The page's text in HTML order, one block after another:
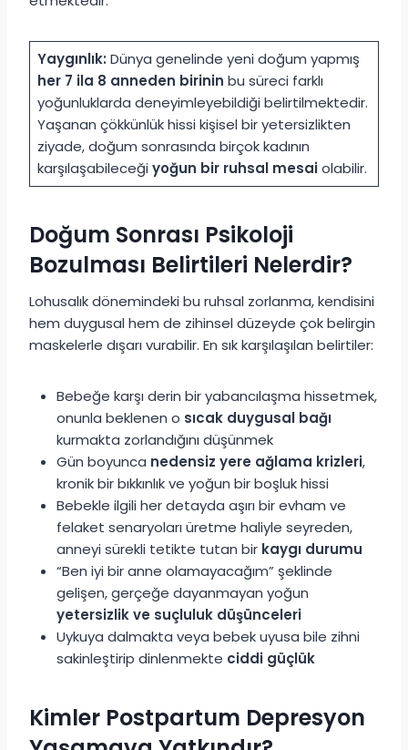
Yaygınlık: Dünya genelinde yeni doğum yapmış
her 7 ila 8 anneden birinin bu süreci farklı
yoğunluklarda deneyimleyebildiği belirtilmektedir.
Yaşanan çökkünlük hissi kişisel bir yetersizlikten
ziyade, doğum sonrasında birçok kadının
karşılaşabileceği yoğun bir ruhsal mesaiolabilir.
Doğum Sonrası Psikoloji
Bozulması Belirtileri Nelerdir?
Lohusalık dönemindeki bu ruhsal zorlanma, kendisini
hem duygusal hem de zihinsel düzeyde çok belirgin
maskelerle dışarı vurabilir. En sık karşılaşılan belirtiler:
Bebeğe karşı derin bir yabancılaşma hissetmek,
onunla beklenen o sıcak duygusal bağı
kurmakta zorlandığını düşünmek
Gün boyunca nedensiz yere ağlama krizleri,
kronik bir bıkkınlık ve yoğun bir boşluk hissi
Bebekle ilgili her detayda aşırı bir evham ve
felaket senaryoları üretme haliyle seyreden,
anneyi sürekli tetikte tutan bir kaygı durumu
“Ben iyi bir anne olamayacağım” şeklinde
gelişen, gerçeğe dayanmayan yoğun
yetersizlik ve suçluluk düşünceleri
Uykuya dalmakta veya bebek uyusa bile zihni
sakinleştirip dinlenmekte ciddi güçlük
Kimler Postpartum Depresyon